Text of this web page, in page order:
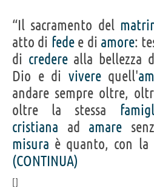
“Il sacramento del
atto di fedee di amore:
di crederealla bellezza
Dio e di viverequell'
andare sempre oltre,
oltre la stessa
cristiana ad amare
misura è quanto, con la
(CONTINUA)